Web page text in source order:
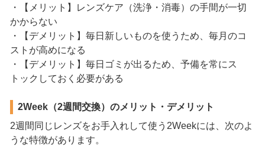
・【メリット】レンズケア（洗浄・消毒）の手間が一切
かからない
・【デメリット】毎日新しいものを使うため、毎月のコ
ストが高めになる
・【デメリット】毎日ゴミが出るため、予備を常にス
トックしておく必要がある
2Week（2週間交換）のメリット・デメリット
2週間同じレンズをお手入れして使う2Weekには、次のよ
うな特徴があります。